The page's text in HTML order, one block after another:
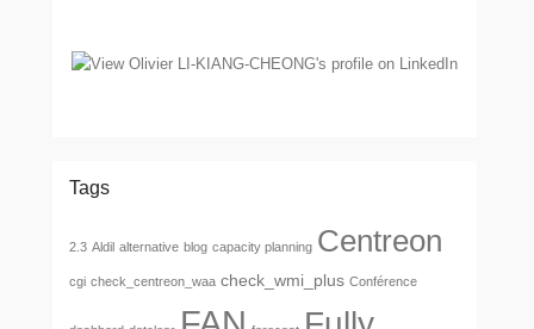
Tags
2.3 Aldil alternative blog capacity planning Centreon
cgi check_centreon_waa check_wmi_plus Conférence